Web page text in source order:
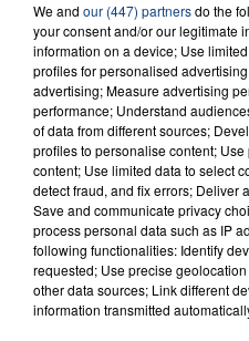
23 juillet 2026
INCENDIE MORTEL À
SON BÉBÉ ENTRE LA
Un homme s'est
aspergé sa compagne
d'un liquide inflammable.
We and our (447) partnersdo the
your consent and/or our legitimate
information on a device; Use
profiles for personalised
advertising; Measure advertising
performance; Understand
of data from different sources;
profiles to personalise content;
content; Use limited data to select
detect fraud, and fix errors; Deliver
Save and communicate privacy
process personal data such as IP
following functionalities: Identify
requested; Use precise
other data sources; Link different
information transmitted